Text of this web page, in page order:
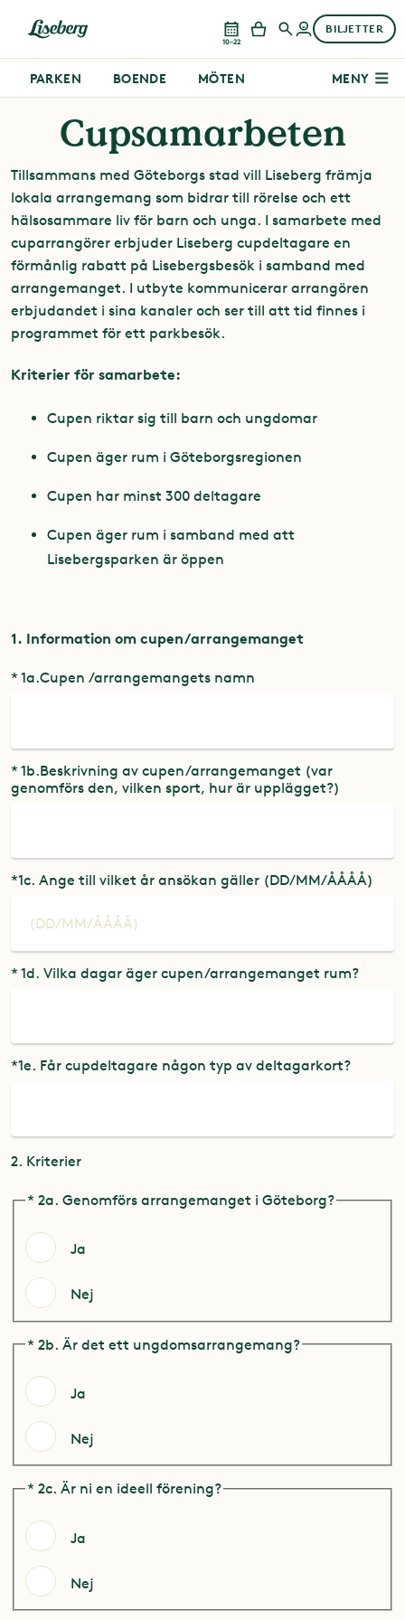
10–22
BILJETTER
PARKEN BOENDE MÖTEN MENY
Cupsamarbeten
Tillsammans med Göteborgs stad vill Liseberg främja
lokala arrangemang som bidrar till rörelse och ett
hälsosammare liv för barn och unga. I samarbete med
cuparrangörer erbjuder Liseberg cupdeltagare en
förmånlig rabatt på Lisebergsbesök i samband med
arrangemanget. I utbyte kommunicerar arrangören
erbjudandet i sina kanaler och ser till att tid finnes i
programmet för ett parkbesök.
Kriterier för samarbete:
Cupen riktar sig till barn och ungdomar
Cupen äger rum i Göteborgsregionen
Cupen har minst 300 deltagare
Cupen äger rum i samband med att
Lisebergsparken är öppen
1. Information om cupen/arrangemanget
* 1a.Cupen /arrangemangets namn
* 1b.Beskrivning av cupen/arrangemanget (var
genomförs den, vilken sport, hur är upplägget?)
*1c. Ange till vilket år ansökan gäller (DD/MM/ÅÅÅÅ)
* 1d. Vilka dagar äger cupen/arrangemanget rum?
*1e. Får cupdeltagare någon typ av deltagarkort?
2. Kriterier
* 2a. Genomförs arrangemanget i Göteborg?
Ja
Nej
* 2b. Är det ett ungdomsarrangemang?
Ja
Nej
* 2c. Är ni en ideell förening?
Ja
Nej